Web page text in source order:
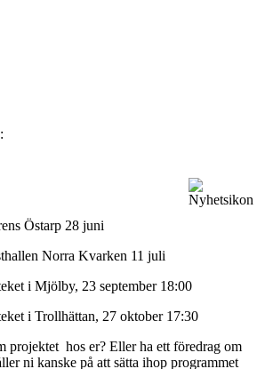
Östarp 28 juni
Norra Kvarken 11 juli
i Mjölby, 23 september 18:00
i Trollhättan, 27 oktober 17:30
projektet hos er? Eller ha ett föredrag om
ni kanske på att sätta ihop programmet